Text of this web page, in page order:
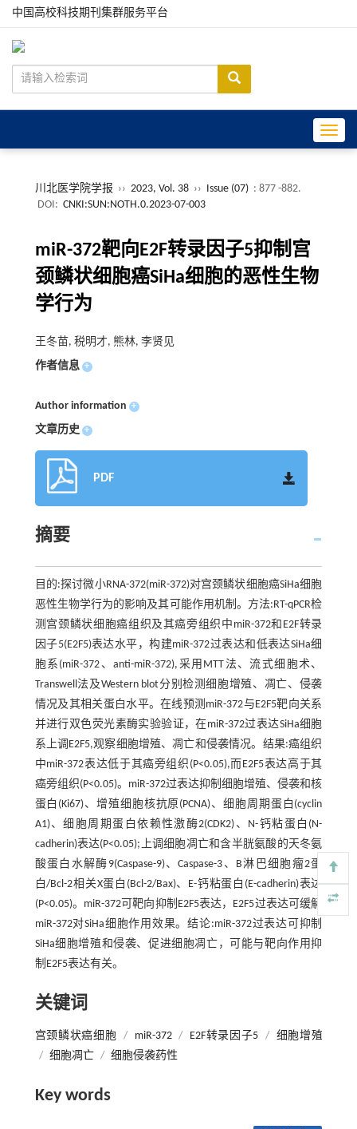
中国高校科技期刊集群服务平台
川北医学院学报 ›› 2023, Vol. 38 ›› Issue (07) : 877 -882.
DOI: CNKI:SUN:NOTH.0.2023-07-003
miR-372靶向E2F转录因子5抑制宫
颈鳞状细胞癌SiHa细胞的恶性生物
学行为
王冬苗, 税明才, 熊林, 李贤见
作者信息 +
Author information +
文章历史 +
PDF
摘要
目的:探讨微小RNA-372(miR-372)对宫颈鳞状细胞癌SiHa细胞
恶性生物学行为的影响及其可能作用机制。方法:RT-qPCR检
测宫颈鳞状细胞癌组织及其癌旁组织中miR-372和E2F转录
因子5(E2F5)表达水平，构建miR-372过表达和低表达SiHa细
胞系(miR-372、anti-miR-372),采用MTT法、流式细胞术、
Transwell法及Western blot分别检测细胞增殖、凋亡、侵袭
情况及其相关蛋白水平。在线预测miR-372与E2F5靶向关系
并进行双色荧光素酶实验验证，在miR-372过表达SiHa细胞
系上调E2F5,观察细胞增殖、凋亡和侵袭情况。结果:癌组织
中miR-372表达低于其癌旁组织(P<0.05),而E2F5表达高于其
癌旁组织(P<0.05)。miR-372过表达抑制细胞增殖、侵袭和核
蛋白(Ki67)、增殖细胞核抗原(PCNA)、细胞周期蛋白(cyclin
A1)、细胞周期蛋白依赖性激酶2(CDK2)、N-钙粘蛋白(N-
cadherin)表达(P<0.05);上调细胞凋亡和含半胱氨酸的天冬氨
酸蛋白水解酶9(Caspase-9)、Caspase-3、B淋巴细胞瘤2蛋
白/Bcl-2相关X蛋白(Bcl-2/Bax)、E-钙粘蛋白(E-cadherin)表达
(P<0.05)。miR-372可靶向抑制E2F5表达，E2F5过表达可缓解
miR-372对SiHa细胞作用效果。结论:miR-372过表达可抑制
SiHa细胞增殖和侵袭、促进细胞凋亡，可能与靶向作用抑
制E2F5表达有关。
关键词
宫颈鳞状癌细胞 / miR-372 / E2F转录因子5 /
细胞增殖
/ 细胞凋亡 / 细胞侵袭药性
Key words